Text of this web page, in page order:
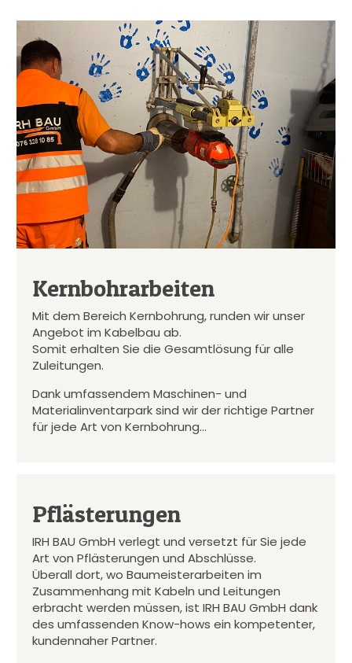
Kernbohrarbeiten
Mit dem Bereich Kernbohrung, runden wir unser
Angebot im Kabelbau ab.
Somit erhalten Sie die Gesamtlösung für alle
Zuleitungen.
Dank umfassendem Maschinen- und
Materialinventarpark sind wir der richtige Partner
für jede Art von Kernbohrung…
Pflästerungen
IRH BAU GmbH verlegt und versetzt für Sie jede
Art von Pflästerungen und Abschlüsse.
Überall dort, wo Baumeisterarbeiten im
Zusammenhang mit Kabeln und Leitungen
erbracht werden müssen, ist IRH BAU GmbH dank
des umfassenden Know-hows ein kompetenter,
kundennaher Partner.